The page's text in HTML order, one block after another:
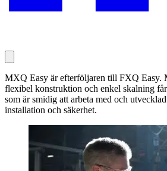
MXQ Easy är efterföljaren till FXQ Easy.
flexibel konstruktion och enkel skalning
som är smidig att arbeta med och
installation och säkerhet.